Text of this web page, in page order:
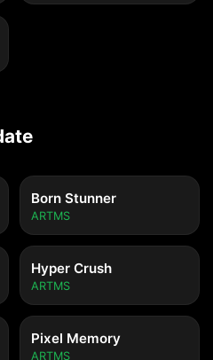
Born Stunner
ARTMS
Hyper Crush
ARTMS
Pixel Memory
ARTMS